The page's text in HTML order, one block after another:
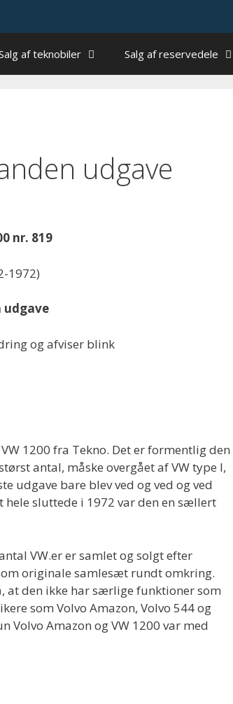
af teknobiler Salg af reservedele
udgave
nr. 819
1972)
udgave
og afviser blink
1200 fra Tekno. Det er formentlig den
antal, måske overgået af VW type I,
udgave bare blev ved og ved og ved
sluttede i 1972 var den en sællert
VW.er er samlet og solgt efter
originale samlesæt rundt omkring.
at den ikke har særlige funktioner som
som Volvo Amazon, Volvo 544 og
Volvo Amazon og VW 1200 var med